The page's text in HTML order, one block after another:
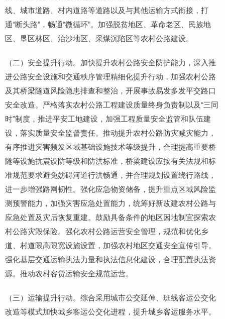
线、城市道路、村内道路等道路以及与其他运输方式衔接，打
通“断头路”，畅通“微循环”。加强脱贫地区、革命老区、民族地
区、垦区林区、治沙地区、采煤沉陷区等农村公路建设。
（二）安全提升行动。加快提升农村公路安全防护能力，深入推
进公路安全设施和交通秩序管理精细化提升行动，加强农村公路
及其桥梁隧道风险隐患排查和整治，开展事故易发多发平交路口
安全改造。严格落实农村公路工程建设质量终身负责制以及“三同
时”制度，推进平安工地建设，加强工程质量安全监管和队伍建
设，落实质量安全监督责任。推动提升农村公路防灾减灾能力，
有序推进灾害频发区域基础设施技术等级提升，合理提高重要桥
隧等设施抗震设防等级和防洪标准，桥梁建设应按有关法规和标
准规范要求避免妨碍河道行洪畅通，并合理规划设置绕行路线，
进一步增强路网韧性。强化应急物资储备，提升重点区域风险监
测预警能力，加强灾害应急处置能力，统筹好新改建农村公路与
应急处置及灾后恢复重建。鼓励具备条件的地区因地制宜探索农
村公路灾毁保险。强化农村公路运营安全管理，规范和优化乡
道、村道限高限宽设施设置，加强农村地区交通安全宣传引导。
强化基层交通运输执法力量和执法信息化建设，合理配置执法资
源。推动农村客货运输安全规范运营。
（三）运输提升行动。综合采用城市公交延伸、班线客运公交化
改造等模式加快城乡客运公交化进程，提升城乡客运服务水平。